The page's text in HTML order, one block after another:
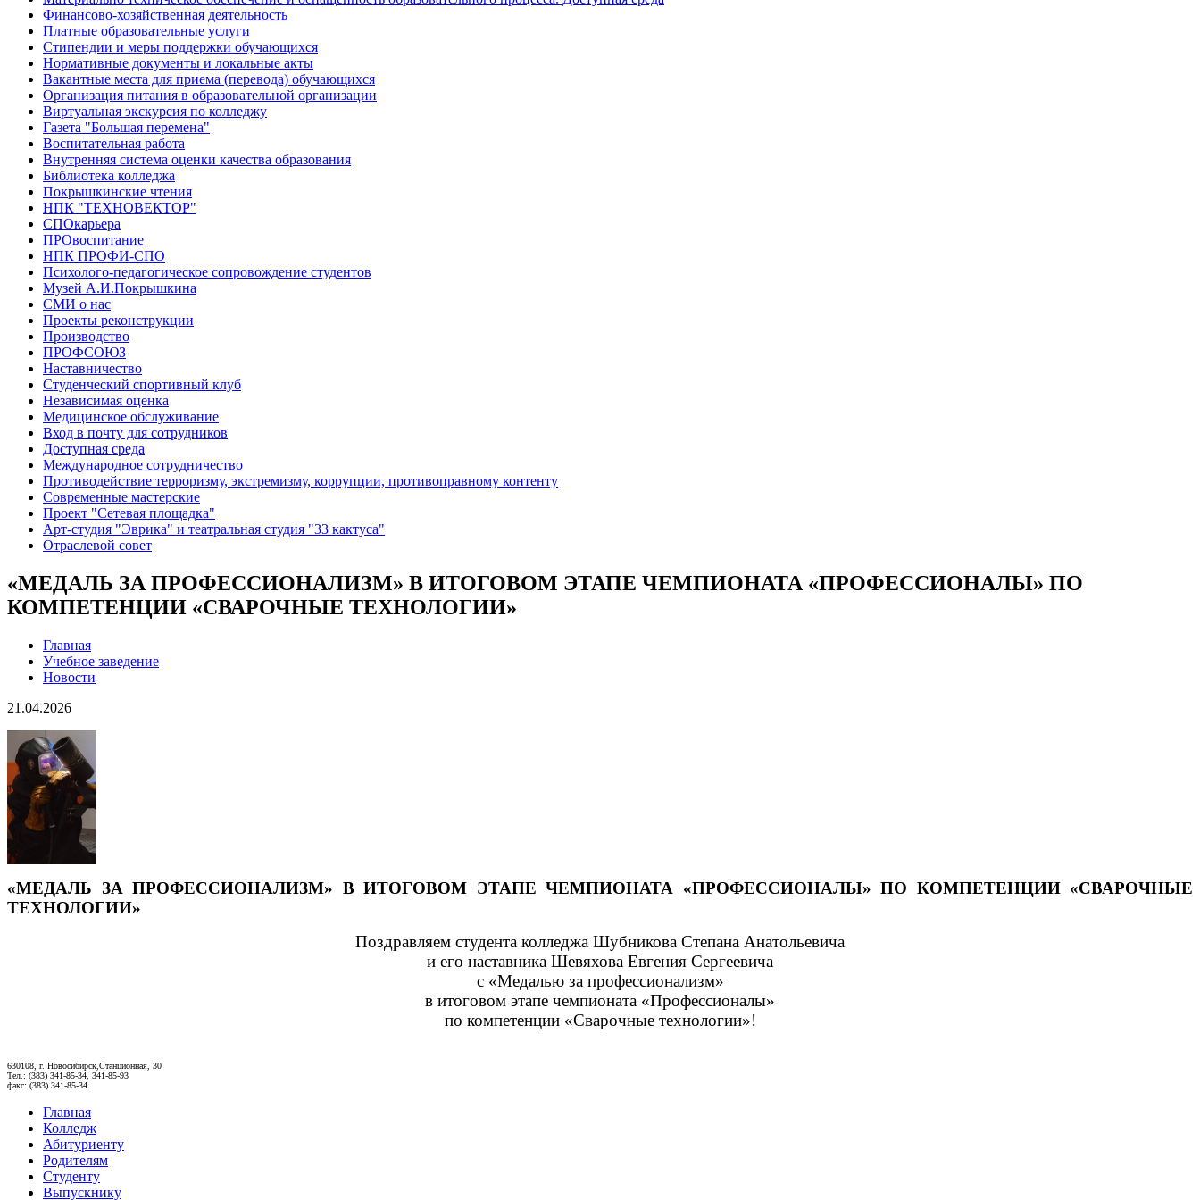
Финансово-хозяйственная деятельность
Платные образовательные услуги
Стипендии и меры поддержки обучающихся
Нормативные документы и локальные акты
Вакантные места для приема (перевода) обучающихся
Организация питания в образовательной организации
Виртуальная экскурсия по колледжу
Газета "Большая перемена"
Воспитательная работа
Внутренняя система оценки качества образования
Библиотека колледжа
Покрышкинские чтения
НПК "ТЕХНОВЕКТОР"
СПОкарьера
ПРОвоспитание
НПК ПРОФИ-СПО
Психолого-педагогическое сопровождение студентов
Музей А.И.Покрышкина
СМИ о нас
Проекты реконструкции
Производство
ПРОФСОЮЗ
Наставничество
Студенческий спортивный клуб
Независимая оценка
Медицинское обслуживание
Вход в почту для сотрудников
Доступная среда
Международное сотрудничество
Противодействие терроризму, экстремизму, коррупции, противоправному контенту
Современные мастерские
Проект "Сетевая площадка"
Арт-студия "Эврика" и театральная студия "33 кактуса"
Отраслевой совет
«МЕДАЛЬ ЗА ПРОФЕССИОНАЛИЗМ» В ИТОГОВОМ ЭТАПЕ ЧЕМПИОНАТА «ПРОФЕССИОНАЛЫ» ПО
КОМПЕТЕНЦИИ «СВАРОЧНЫЕ ТЕХНОЛОГИИ»
Главная
Учебное заведение
Новости
21.04.2026
«МЕДАЛЬ ЗА ПРОФЕССИОНАЛИЗМ» В ИТОГОВОМ ЭТАПЕ ЧЕМПИОНАТА «ПРОФЕССИОНАЛЫ» ПО КОМПЕТЕНЦИИ «СВАРОЧНЫЕ
ТЕХНОЛОГИИ»
Поздравляем студента колледжа Шубникова Степана Анатольевича
и его наставника Шевяхова Евгения Сергеевича
с «Медалью за профессионализм»
в итоговом этапе чемпионата «Профессионалы»
по компетенции «Сварочные технологии»!
630108, г. Новосибирск,Станционная, 30
Тел.: (383) 341-85-34, 341-85-93
факс: (383) 341-85-34
Главная
Колледж
Абитуриенту
Родителям
Студенту
Выпускнику